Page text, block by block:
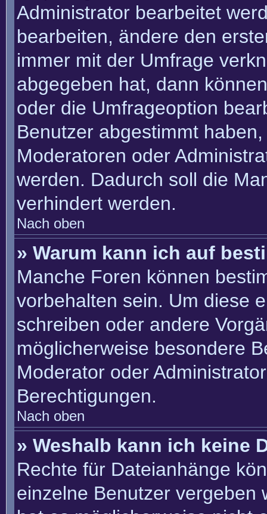
Administrator bearbeitet
bearbeiten, ändere den
immer mit der Umfrage
abgegeben hat, dann
oder die Umfrageoption
Benutzer abgestimmt
Moderatoren oder
werden. Dadurch soll die
verhindert werden.
Nach oben
» Warum kann ich auf
Manche Foren können
vorbehalten sein. Um diese
schreiben oder andere
möglicherweise besondere
Moderator oder
Berechtigungen.
Nach oben
» Weshalb kann ich keine
Rechte für Dateianhänge
einzelne Benutzer vergeben